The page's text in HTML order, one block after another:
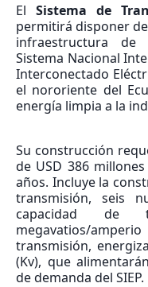
El Sistema de
permitirá disponer de
infraestructura
Sistema Nacional
Interconectado
el nororiente del
energía limpia a la
Su construcción
de USD 386
años. Incluye la
transmisión, seis
capacidad de
megavatios/
transmisión,
(Kv), que
de demanda del SIEP.